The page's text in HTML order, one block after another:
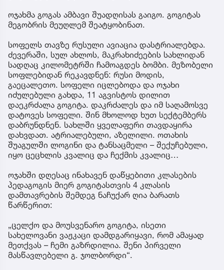
ოჯახმა გოგას ამბავი შუადღისას გაიგო. გოგიტას
მეგობრის მეუღლემ შეატყობინათ.
სოფელს თავზე რუსული ავიაცია დასტრიალებდა.
ძევერაში, სულ ახლოს, მაკრახიძეების სახლიდან
სადღაც კილომეტრში ჩამოაგდეს ბომბი. მეზობელი
სოფლებიდან რეკავდნენ: რუსი მოდის,
გაეცალეთო. სოფელი იცლებოდა და ოჯახი
იძულებული გახდა, 11 აგვისტოს დილით
დაეკრძალა გოგიტა. დაკრძალეს და იმ საღამოსვე
დატოვეს სოფელი. შინ მხოლოდ ხუთ სექტემბერს
დაბრუნდნენ. სახლში ყველაფერი თავდაყირა
დახვდათ. ატრიალებული, აზელილი. ოთახის
შუაგულში ლოგინი და ტანსაცმელი – შექუჩებული,
იყო ცეცხლის კვალიც და ჩექმის კვალიც…
ოჯახში დღესაც ინახავენ დაწყებითი კლასების
პედაგოგის მიერ გოგიტასთვის 4 კლასის
დამთავრების შემდეგ ნაჩუქარ ღია ბარათს
წარწერით:
„ცელქო და მოუსვენარო გოგიტა, ისეთი
სახელოვანი ვაჟკაცი დამდგარიყავი, რომ ამაყად
მეთქვას – ჩემი გაზრდილია. შენი პირველი
მასწავლებელი გ. ჯოლბორდი“.